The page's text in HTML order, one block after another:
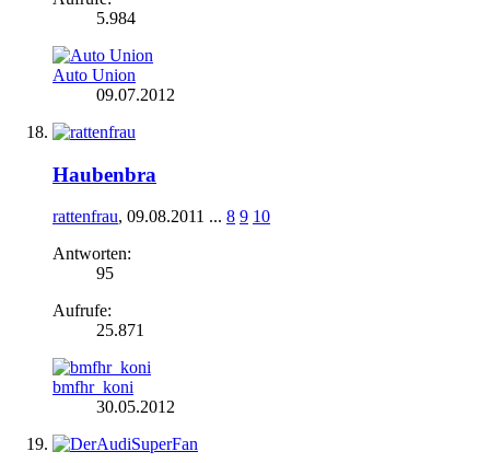
5.984
Auto Union
09.07.2012
Haubenbra
rattenfrau, 09.08.2011 ... 8 9 10
Antworten:
95
Aufrufe:
25.871
bmfhr_koni
30.05.2012